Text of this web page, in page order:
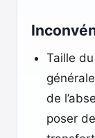
Taille
de
poser